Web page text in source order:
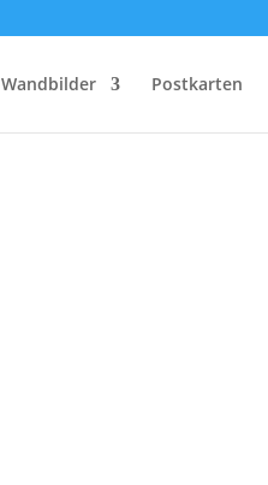
Wandbilder Postkarten
Start/Shop/Leinwand/